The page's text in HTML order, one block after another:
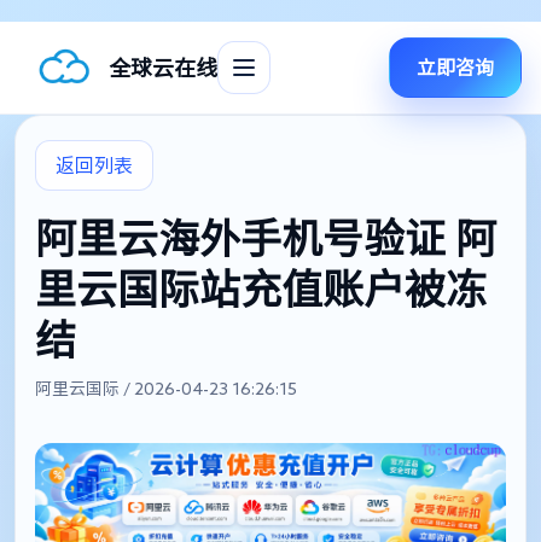
全球云在线 立即咨询
返回列表
阿里云海外手机号验证 阿
里云国际站充值账户被冻
结
阿里云国际 / 2026-04-23 16:26:15